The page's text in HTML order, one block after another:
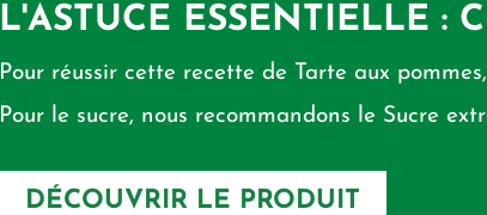
L'ASTUCE ESSENTIELLE :
Pour réussir cette recette de Tarte aux
Pour le sucre, nous recommandons le Sucre
DÉCOUVRIR LE PRODUIT